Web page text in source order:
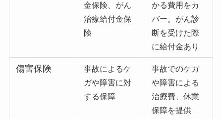
金保険、がん
治療給付金保
険
かる費用をカ
バー。がん診
断を受けた際
に給付金あり
傷害保険
事故によるケ
ガや障害に対
する保障
事故でのケガ
や障害による
治療費、休業
保障を提供